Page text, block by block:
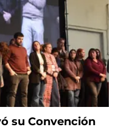
su Convención